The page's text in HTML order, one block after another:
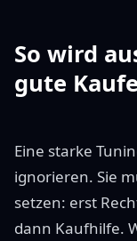
So wird
gute
Eine starke
ignorieren. Sie
setzen: erst
dann Kaufhilfe.